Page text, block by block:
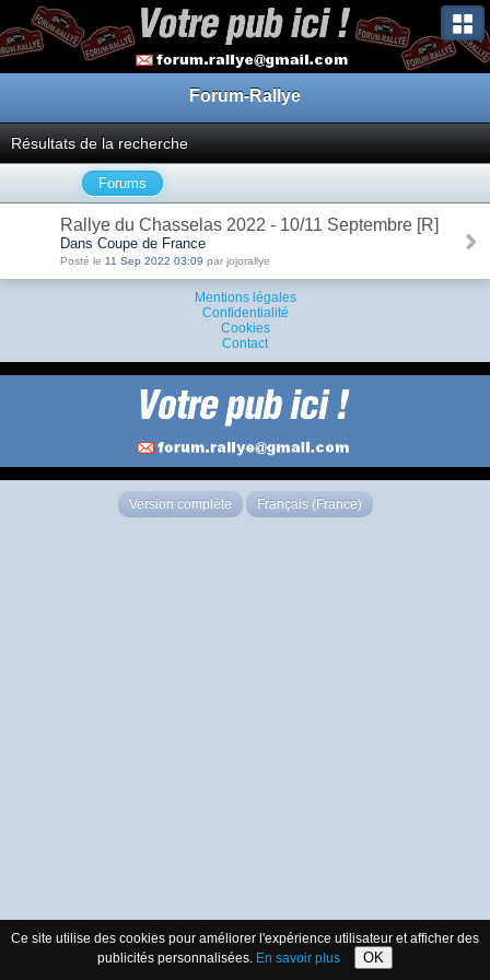
Forum-Rallye
Résultats de la recherche
Forums
Rallye du Chasselas 2022 - 10/11 Septembre [R]
Dans Coupe de France
Posté le 11 Sep 2022 03:09 par jojorallye
Mentions légales
Confidentialité
Cookies
Contact
Version complète Français (France)
Ce site utilise des cookies pour améliorer l'expérience utilisateur et afficher des
publicités personnalisées. En savoir plus OK